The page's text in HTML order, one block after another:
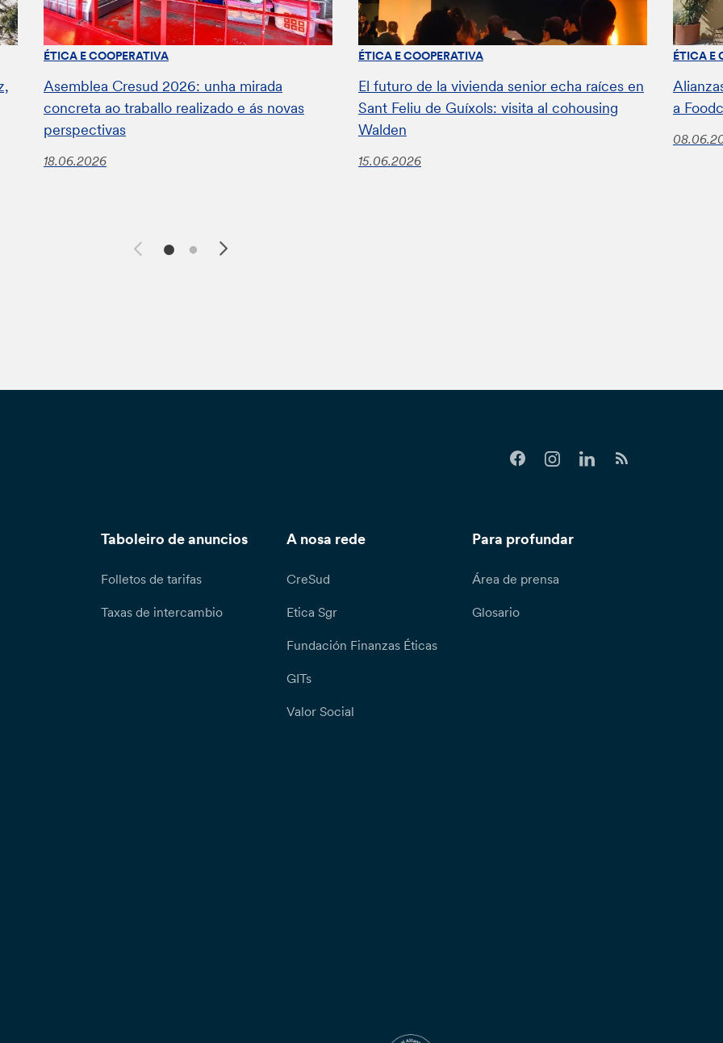
ÉTICA E COOPERATIVA
Asemblea Cresud 2026: unha mirada
concreta ao traballo realizado e ás novas
perspectivas
18.06.2026
ÉTICA E COOPERATIVA
El futuro de la vivienda senior echa raíces en
Sant Feliu de Guíxols: visita al cohousing
Walden
15.06.2026
ÉTICA E
a
Taboleiro de anuncios
Folletos de tarifas
Taxas de intercambio
A nosa rede
CreSud
Etica Sgr
Fundación Finanzas Éticas
GITs
Valor Social
Para profundar
Área de prensa
Glosario